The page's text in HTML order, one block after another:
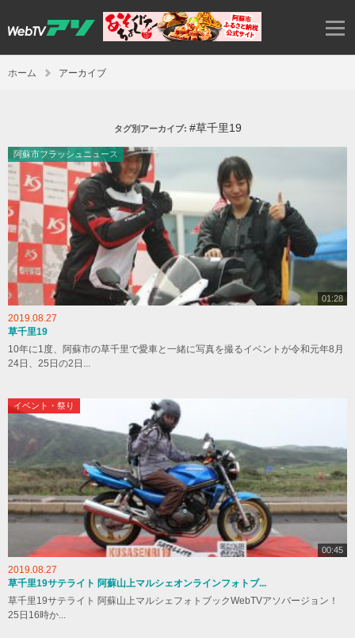
ホーム アーカイブ
タグ別アーカイブ: #草千里19
阿蘇市フラッシュニュース
01:28
2019.08.27
草千里19
10年に1度、阿蘇市の草千里で愛車と一緒に写真を撮るイベントが令和元年8月
24日、25日の2日...
イベント・祭り
00:45
2019.08.27
草千里19サテライト 阿蘇山上マルシェオンラインフォトブ...
草千里19サテライト 阿蘇山上マルシェフォトブックWebTVアソバージョン！
25日16時か...